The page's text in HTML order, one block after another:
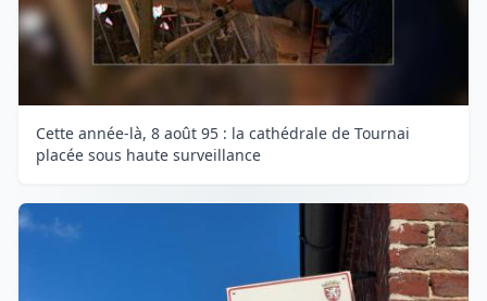
Cette année-là, 8 août 95 : la cathédrale de Tournai
placée sous haute surveillance